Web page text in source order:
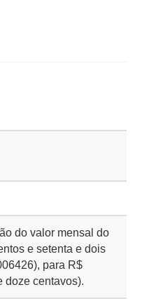
do valor mensal do
e setenta e dois
para R$
doze centavos).